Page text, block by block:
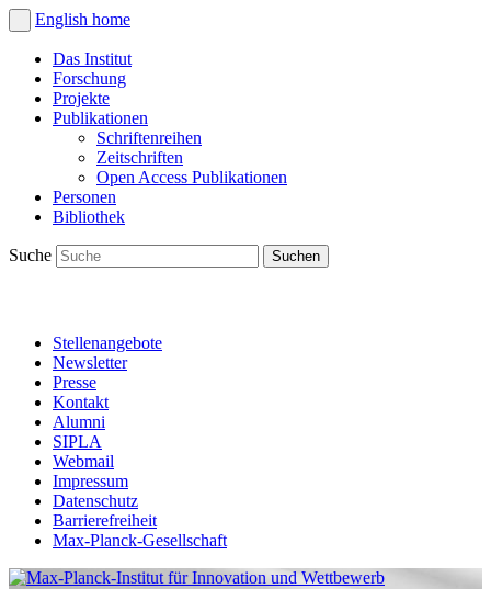
English home
Das Institut
Forschung
Projekte
Publikationen
Schriftenreihen
Zeitschriften
Open Access Publikationen
Personen
Bibliothek
Suche
Stellenangebote
Newsletter
Presse
Kontakt
Alumni
SIPLA
Webmail
Impressum
Datenschutz
Barrierefreiheit
Max-Planck-Gesellschaft